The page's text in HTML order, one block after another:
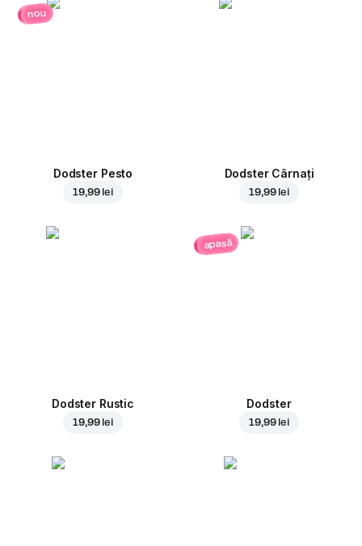
nou
Dodster Pesto
19,99 lei
Dodster Cârnați
19,99 lei
Dodster Rustic
19,99 lei
apasă
Dodster
19,99 lei